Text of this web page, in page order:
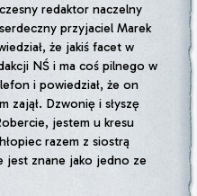
redaktor naczelny
przyjaciel Marek
że jakiś facet w
NŚ i ma coś pilnego w
i powiedział, że on
zajął. Dzwonię i słyszę
jestem u kresu
razem z siostrą
jest znane jako jedno ze